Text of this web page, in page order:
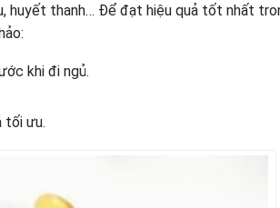
huyết thanh… Để đạt hiệu quả tốt nhất
khi đi ngủ.
tối ưu.